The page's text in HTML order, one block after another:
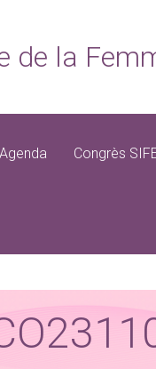
de la
Agenda Congrès